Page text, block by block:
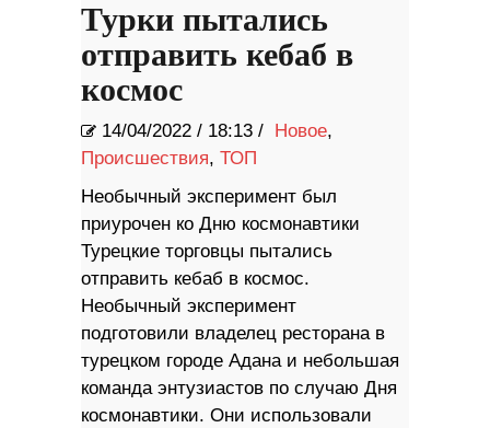
Турки пытались
отправить кебаб в
космос
14/04/2022 / 18:13 / Новое,
Происшествия, ТОП
Необычный эксперимент был
приурочен ко Дню космонавтики
Турецкие торговцы пытались
отправить кебаб в космос.
Необычный эксперимент
подготовили владелец ресторана в
турецком городе Адана и небольшая
команда энтузиастов по случаю Дня
космонавтики. Они использовали